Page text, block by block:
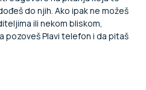
do njih. Ako ipak ne možeš
ili nekom bliskom,
pozoveš Plavi telefon i da pitaš